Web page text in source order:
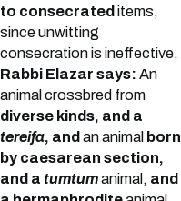
to consecrated items,
since unwitting
consecration is ineffective.
Rabbi Elazar says: An
animal crossbred from
diverse kinds, and a
tereifa, and an animal born
by caesarean section,
and a tumtumanimal, and